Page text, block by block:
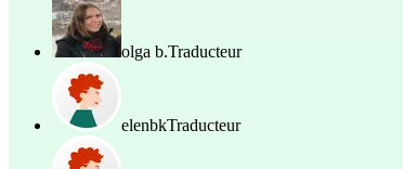
olga b.Traducteur
elenbkTraducteur